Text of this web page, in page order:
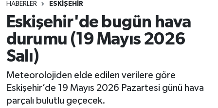
HABERLER ESKIŞEHIR
Eskişehir'de bugün hava
durumu (19 Mayıs 2026
Salı)
Meteorolojiden elde edilen verilere göre
Eskişehir’de 19 Mayıs 2026 Pazartesi günü hava
parçalı bulutlu geçecek.
Ekonomi
Güncel
Kültür & Sanat
Magazin
Namaz Vakitleri
Trafik Durumu
Süper Lig Puan Durumu ve Fikstür
Tüm Manşetler